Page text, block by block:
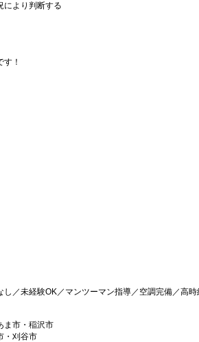
により判断する
！
／未経験OK／マンツーマン指導／空調完備／高時
ま市・稲沢市
・刈谷市